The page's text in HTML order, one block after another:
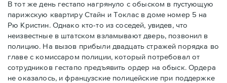
В тот же день гестапо нагрянуло с обыском в пустующую
парижскую квартиру Стайн и Токлaс в домe номер 5 на
Рю Кристин. Однако кто-то из соседей, увидев, что
неизвестные в штатском взламывают дверь, позвонил в
полицию. На вызов прибыли двадцать стражей порядка во
главе с комиссаром полиции, который потребовал от
сотрудников гестапо предъявить ордер на обыск. Ордера
не оказалось, и французские полицейские при поддержке